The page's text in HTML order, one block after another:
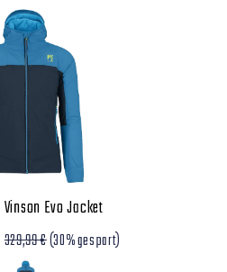
Vinson Evo Jacket
329,99 €(30% gespart)